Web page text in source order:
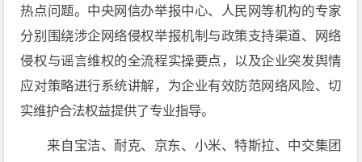
热点问题。中央网信办举报中心、人民网等机构的专家
分别围绕涉企网络侵权举报机制与政策支持渠道、网络
侵权与谣言维权的全流程实操要点，以及企业突发舆情
应对策略进行系统讲解，为企业有效防范网络风险、切
实维护合法权益提供了专业指导。
来自宝洁、耐克、京东、小米、特斯拉、中交集团